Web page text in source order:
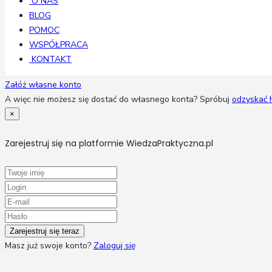
BLOG
POMOC
WSPÓŁPRACA
KONTAKT
Zapamiętaj
Załóż własne konto
A więc nie możesz się dostać do własnego konta? Spróbuj odzyskać
×
Zarejestruj się na platformie WiedzaPraktyczna.pl
Masz już swoje konto? Zaloguj się